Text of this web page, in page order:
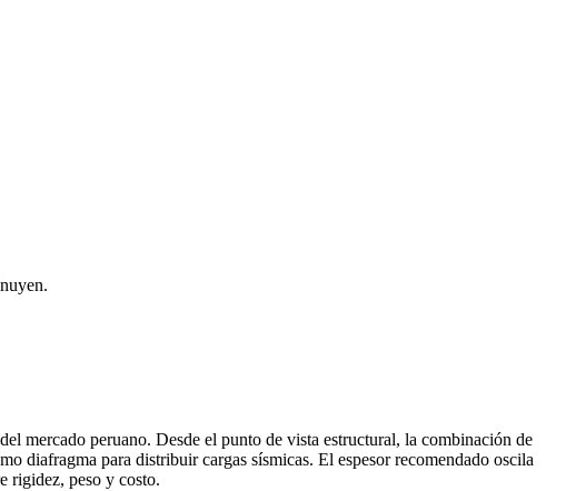
mercado peruano. Desde el punto de vista estructural, la combinación de
diafragma para distribuir cargas sísmicas. El espesor recomendado oscila
rigidez, peso y costo.